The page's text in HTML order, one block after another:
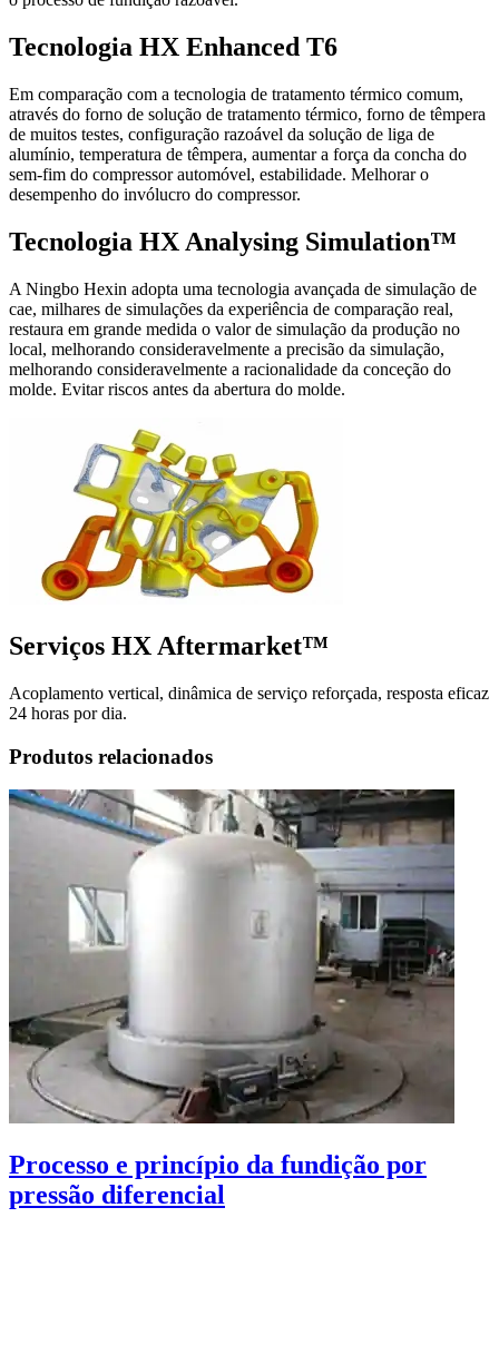
Tecnologia HX Enhanced T6
Em comparação com a tecnologia de tratamento térmico comum,
através do forno de solução de tratamento térmico, forno de têmpera
de muitos testes, configuração razoável da solução de liga de
alumínio, temperatura de têmpera, aumentar a força da concha do
sem-fim do compressor automóvel, estabilidade. Melhorar o
desempenho do invólucro do compressor.
Tecnologia HX Analysing Simulation™
A Ningbo Hexin adopta uma tecnologia avançada de simulação de
cae, milhares de simulações da experiência de comparação real,
restaura em grande medida o valor de simulação da produção no
local, melhorando consideravelmente a precisão da simulação,
melhorando consideravelmente a racionalidade da conceção do
molde. Evitar riscos antes da abertura do molde.
Serviços HX Aftermarket™
Acoplamento vertical, dinâmica de serviço reforçada, resposta eficaz
24 horas por dia.
Produtos relacionados
Processo e princípio da fundição por
pressão diferencial